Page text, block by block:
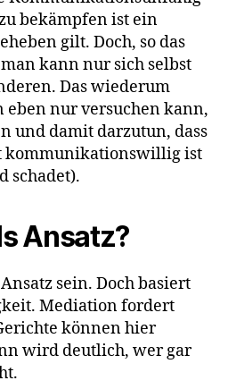
bekämpfen ist ein
gilt. Doch, so das
kann nur sich selbst
Das wiederum
eben nur versuchen kann,
und damit darzutun, dass
kommunikationswillig ist
schadet).
Ansatz?
sein. Doch basiert
Mediation fordert
können hier
wird deutlich, wer gar